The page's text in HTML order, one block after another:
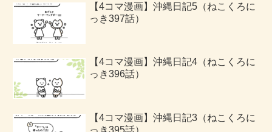
【4コマ漫画】沖縄日記5（ねこくろに
っき397話）
【4コマ漫画】沖縄日記4（ねこくろに
っき396話）
【4コマ漫画】沖縄日記3（ねこくろに
っき395話）